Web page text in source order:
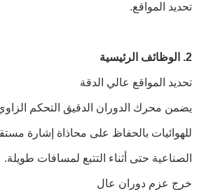
تحديد المواقع.
2. الوظائف الرئيسية
تحديد المواقع عالي الدقة
يضمن محرك الدوران الدقيق التحكم
للهوائيات بالحفاظ على محاذاة إشارة
الصناعية حتى أثناء التتبع لمسافات طويلة.
خرج عزم دوران عالٍ